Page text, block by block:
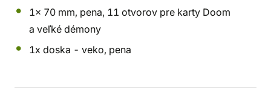
1x 70 mm, pena, 11 otvorov pre karty Doom
a veľké démony
1x doska - veko, pena